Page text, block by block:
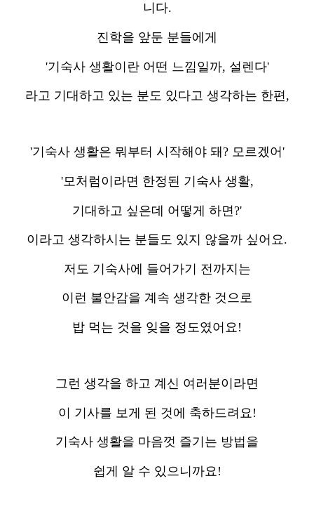
니다.
진학을 앞둔 분들에게
'기숙사 생활이란 어떤 느낌일까, 설렌다'
라고 기대하고 있는 분도 있다고 생각하는 한편,
'기숙사 생활은 뭐부터 시작해야 돼? 모르겠어'
'모처럼이라면 한정된 기숙사 생활,
기대하고 싶은데 어떻게 하면?'
이라고 생각하시는 분들도 있지 않을까 싶어요.
저도 기숙사에 들어가기 전까지는
이런 불안감을 계속 생각한 것으로
밥 먹는 것을 잊을 정도였어요!
그런 생각을 하고 계신 여러분이라면
이 기사를 보게 된 것에 축하드려요!
기숙사 생활을 마음껏 즐기는 방법을
쉽게 알 수 있으니까요!